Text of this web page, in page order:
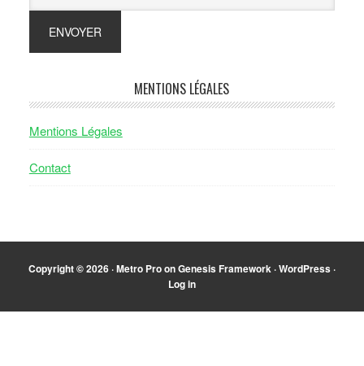
MENTIONS LÉGALES
Mentions Légales
Contact
Copyright © 2026 ·Metro ProonGenesis Framework ·WordPress ·
Log in